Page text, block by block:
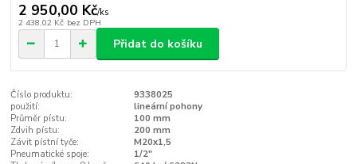
2 950,00 Kč/ks
2 438,02 Kč bez DPH
Přidat do košíku
Číslo produktu:
9338025
použití:
lineární pohony
Průměr pístu:
100 mm
Zdvih pístu:
200 mm
Závit pístní tyče:
M20x1,5
Pneumatické spoje:
1/2"